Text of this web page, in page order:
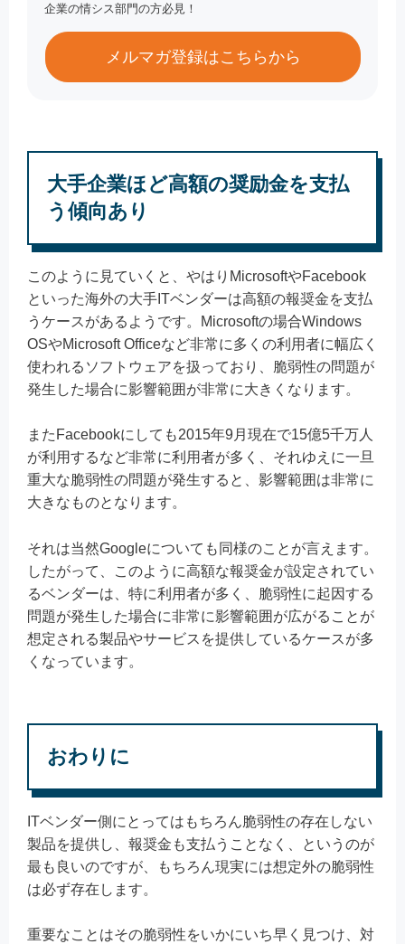
企業の情シス部門の方必見！
メルマガ登録はこちらから
大手企業ほど高額の奨励金を支払
う傾向あり
このように見ていくと、やはりMicrosoftやFacebook
といった海外の大手ITベンダーは高額の報奨金を支払
うケースがあるようです。Microsoftの場合Windows
OSやMicrosoft Officeなど非常に多くの利用者に幅広く
使われるソフトウェアを扱っており、脆弱性の問題が
発生した場合に影響範囲が非常に大きくなります。
またFacebookにしても2015年9月現在で15億5千万人
が利用するなど非常に利用者が多く、それゆえに一旦
重大な脆弱性の問題が発生すると、影響範囲は非常に
大きなものとなります。
それは当然Googleについても同様のことが言えます。
したがって、このように高額な報奨金が設定されてい
るベンダーは、特に利用者が多く、脆弱性に起因する
問題が発生した場合に非常に影響範囲が広がることが
想定される製品やサービスを提供しているケースが多
くなっています。
おわりに
ITベンダー側にとってはもちろん脆弱性の存在しない
製品を提供し、報奨金も支払うことなく、というのが
最も良いのですが、もちろん現実には想定外の脆弱性
は必ず存在します。
重要なことはその脆弱性をいかにいち早く見つけ、対